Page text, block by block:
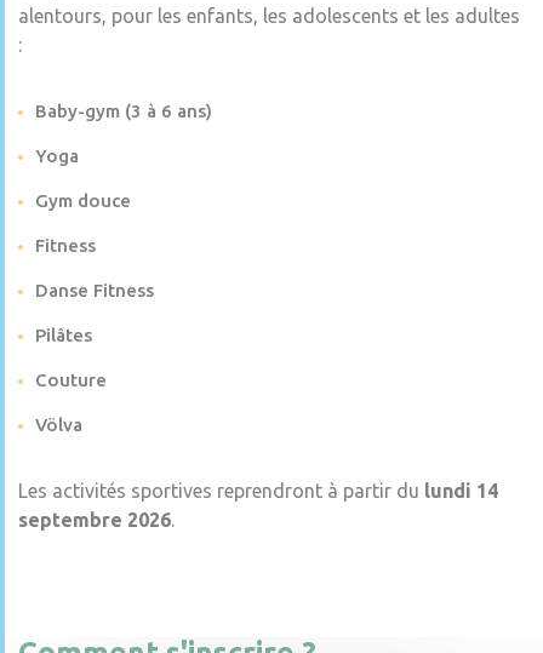
alentours, pour les enfants, les adolescents et les adultes
:
Baby-gym (3 à 6 ans)
Yoga
Gym douce
Fitness
Danse Fitness
Pilâtes
Couture
Völva
Les activités sportives reprendront à partir du lundi 14
septembre 2026.